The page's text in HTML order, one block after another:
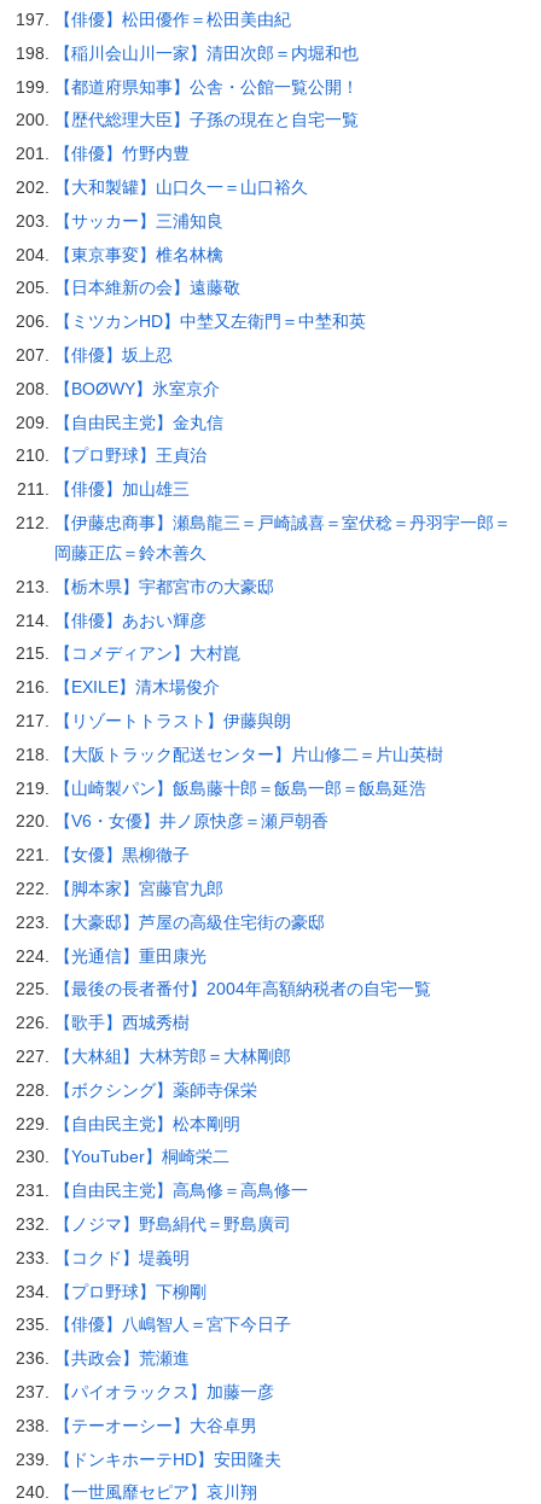
【俳優】松田優作＝松田美由紀
【稲川会山川一家】清田次郎＝内堀和也
【都道府県知事】公舎・公館一覧公開！
【歴代総理大臣】子孫の現在と自宅一覧
【俳優】竹野内豊
【大和製罐】山口久一＝山口裕久
【サッカー】三浦知良
【東京事変】椎名林檎
【日本維新の会】遠藤敬
【ミツカンHD】中埜又左衛門＝中埜和英
【俳優】坂上忍
【BOØWY】氷室京介
【自由民主党】金丸信
【プロ野球】王貞治
【俳優】加山雄三
【伊藤忠商事】瀬島龍三＝戸崎誠喜＝室伏稔＝丹羽宇一郎＝
岡藤正広＝鈴木善久
【栃木県】宇都宮市の大豪邸
【俳優】あおい輝彦
【コメディアン】大村崑
【EXILE】清木場俊介
【リゾートトラスト】伊藤與朗
【大阪トラック配送センター】片山修二＝片山英樹
【山崎製パン】飯島藤十郎＝飯島一郎＝飯島延浩
【V6・女優】井ノ原快彦＝瀬戸朝香
【女優】黒柳徹子
【脚本家】宮藤官九郎
【大豪邸】芦屋の高級住宅街の豪邸
【光通信】重田康光
【最後の長者番付】2004年高額納税者の自宅一覧
【歌手】西城秀樹
【大林組】大林芳郎＝大林剛郎
【ボクシング】薬師寺保栄
【自由民主党】松本剛明
【YouTuber】桐崎栄二
【自由民主党】高鳥修＝高鳥修一
【ノジマ】野島絹代＝野島廣司
【コクド】堤義明
【プロ野球】下柳剛
【俳優】八嶋智人＝宮下今日子
【共政会】荒瀬進
【パイオラックス】加藤一彦
【テーオーシー】大谷卓男
【ドンキホーテHD】安田隆夫
【一世風靡セピア】哀川翔